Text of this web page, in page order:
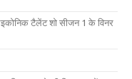
टैलेंट शो सीजन 1 के विनर